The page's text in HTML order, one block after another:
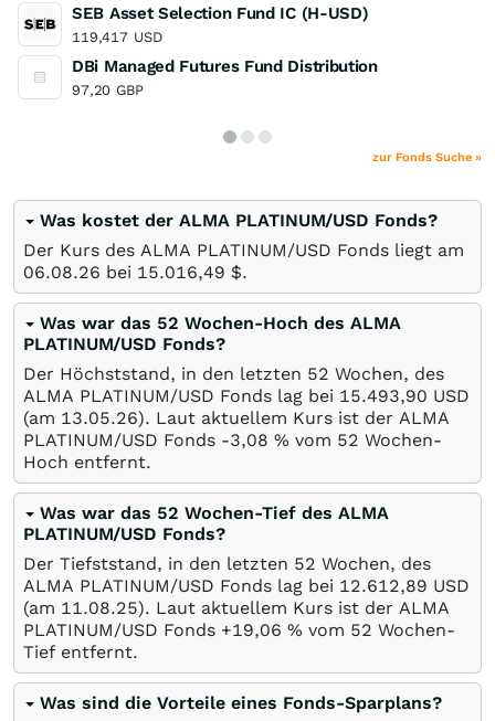
SEB Asset Selection Fund IC (H-USD)
119,417 USD
DBi Managed Futures Fund Distribution
97,20 GBP
zur Fonds Suche »
Was kostet der ALMA PLATINUM/USD Fonds?
Der Kurs des ALMA PLATINUM/USD Fonds liegt am
06.08.26 bei 15.016,49 $.
Was war das 52 Wochen-Hoch des ALMA
PLATINUM/USD Fonds?
Der Höchststand, in den letzten 52 Wochen, des
ALMA PLATINUM/USD Fonds lag bei 15.493,90 USD
(am 13.05.26). Laut aktuellem Kurs ist der ALMA
PLATINUM/USD Fonds -3,08 % vom 52 Wochen-
Hoch entfernt.
Was war das 52 Wochen-Tief des ALMA
PLATINUM/USD Fonds?
Der Tiefststand, in den letzten 52 Wochen, des
ALMA PLATINUM/USD Fonds lag bei 12.612,89 USD
(am 11.08.25). Laut aktuellem Kurs ist der ALMA
PLATINUM/USD Fonds +19,06 % vom 52 Wochen-
Tief entfernt.
Was sind die Vorteile eines Fonds-Sparplans?